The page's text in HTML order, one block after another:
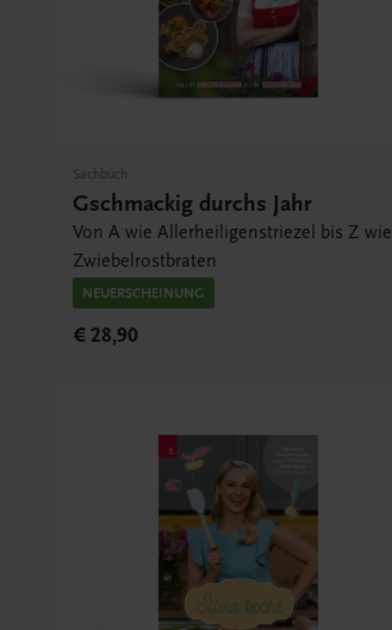
Sachbuch
Gschmackig durchs Jahr
Von A wie Allerheiligenstriezel bis Z wie
Zwiebelrostbraten
NEUERSCHEINUNG
€ 28,90